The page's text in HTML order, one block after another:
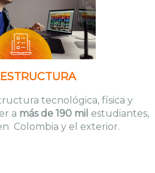
tecnológica, física y
a más de 190 mil estudiantes,
Colombia y el exterior.